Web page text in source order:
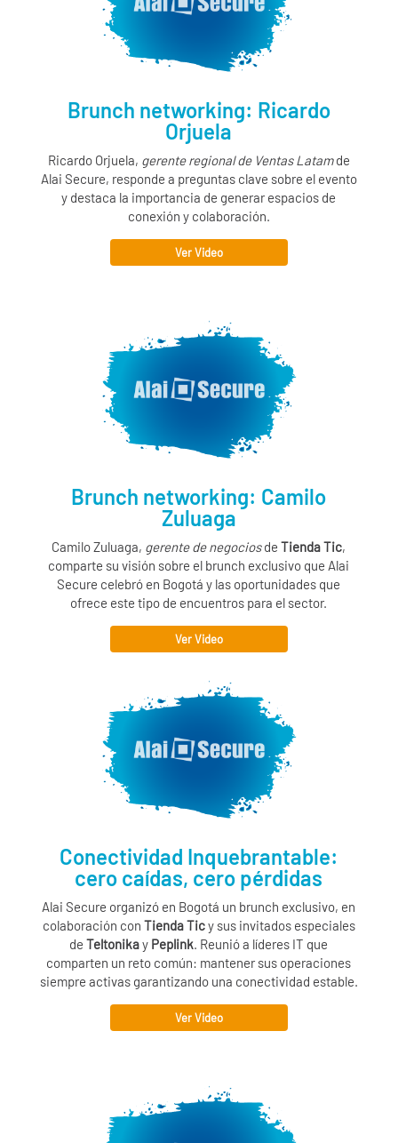
Brunch networking: Ricardo
Orjuela
Ricardo Orjuela, gerente regional de Ventas Latamde
Alai Secure, responde a preguntas clave sobre el evento
y destaca la importancia de generar espacios de
conexión y colaboración.
Ver Video
Brunch networking: Camilo
Zuluaga
Camilo Zuluaga, gerente de negociosdeTienda Tic,
comparte su visión sobre el brunch exclusivo que Alai
Secure celebró en Bogotá y las oportunidades que
ofrece este tipo de encuentros para el sector.
Ver Video
Conectividad Inquebrantable:
cero caídas, cero pérdidas
Alai Secure organizó en Bogotá un brunch exclusivo, en
colaboración con Tienda Ticy sus invitados especiales
deTeltonikay Peplink. Reunió a líderes IT que
comparten un reto común: mantener sus operaciones
siempre activas garantizando una conectividad estable.
Ver Video